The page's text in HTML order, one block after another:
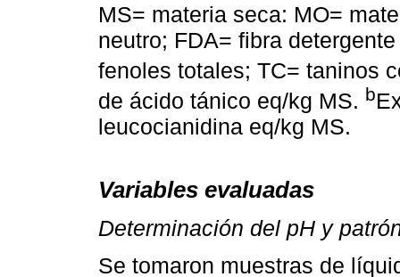
MS= materia seca: MO=
neutro; FDA= fibra
fenoles totales; TC= taninos
de ácido tánico eq/kg MS. b
leucocianidina eq/kg MS.
Variables evaluadas
Determinación del pH y
Se tomaron muestras de